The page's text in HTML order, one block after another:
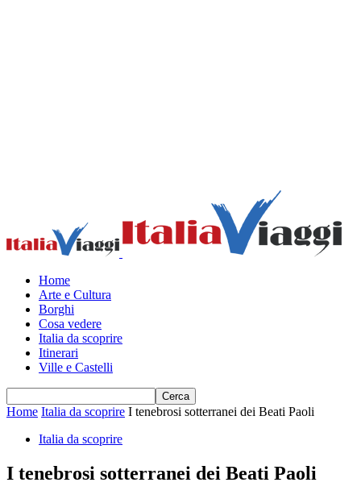
Home
Arte e Cultura
Borghi
Cosa vedere
Italia da scoprire
Itinerari
Ville e Castelli
Home Italia da scoprire I tenebrosi sotterranei dei Beati Paoli
Italia da scoprire
I tenebrosi sotterranei dei Beati Paoli